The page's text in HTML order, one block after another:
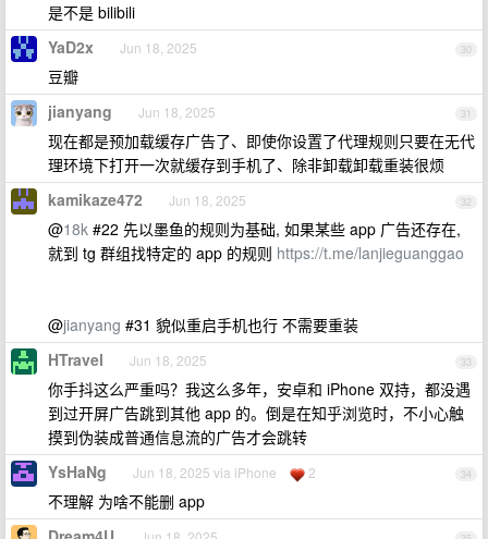
是不是 bilibili
30
YaD2x Jun 18, 2025
豆瓣
31
jianyang Jun 18, 2025
现在都是预加载缓存广告了、即使你设置了代理规则只要在无代
理环境下打开一次就缓存到手机了、除非卸载卸载重装很烦
32
kamikaze472 Jun 18, 2025
@18k #22 先以墨鱼的规则为基础, 如果某些 app 广告还存在,
就到 tg 群组找特定的 app 的规则 https://t.me/lanjieguanggao
@jianyang #31 貌似重启手机也行 不需要重装
33
HTravel Jun 18, 2025
你手抖这么严重吗？我这么多年，安卓和 iPhone 双持，都没遇
到过开屏广告跳到其他 app 的。倒是在知乎浏览时，不小心触
摸到伪装成普通信息流的广告才会跳转
34
YsHaNg Jun 18, 2025 via iPhone 2
不理解 为啥不能删 app